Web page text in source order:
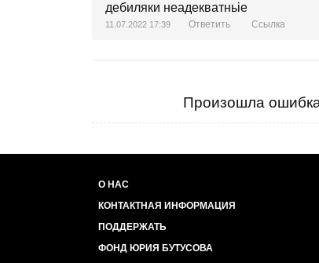
дебиляки неадекватньіе
11.07.2022 17:39 Ответить Ссылка
Произошла
О НАС
КОНТАКТНАЯ ИНФОРМАЦИЯ
ПОДДЕРЖАТЬ
ФОНД ЮРИЯ БУТУСОВА